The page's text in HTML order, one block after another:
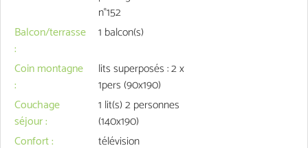
n°152
Balcon/terrasse
:
1 balcon(s)
Coin montagne
:
lits superposés : 2 x
1pers (90x190)
Couchage
séjour:
1 lit(s) 2 personnes
(140x190)
Confort:
télévision